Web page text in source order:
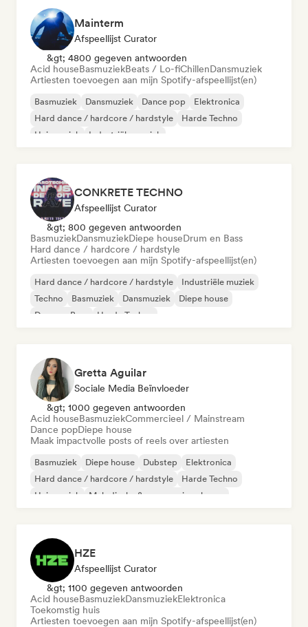
Mainterm
Afspeellijst Curator
&gt; 4800 gegeven antwoorden
Acid houseBasmuziekBeats / Lo-fiChillenDansmuziek
Artiesten toevoegen aan mijn Spotify-afspeellijst(en)
Basmuziek Dansmuziek Dance pop
Elektronica
Hard dance / hardcore / hardstyle
Harde Techno
Huismuziek
Industriële muziek
CONKRETE TECHNO
Afspeellijst Curator
&gt; 800 gegeven antwoorden
BasmuziekDansmuziekDiepe houseDrum en Bass
Hard dance / hardcore / hardstyle
Artiesten toevoegen aan mijn Spotify-afspeellijst(en)
Hard dance / hardcore / hardstyle
Industriële muziek
Techno
Basmuziek Dansmuziek
Diepe house
Drum en Bass
Harde Techno
Gretta Aguilar
Sociale Media Beïnvloeder
&gt; 1000 gegeven antwoorden
Acid houseBasmuziekCommercieel / Mainstream
Dance popDiepe house
Maak impactvolle posts of reels over artiesten
Basmuziek Diepe house Dubstep
Elektronica
Hard dance / hardcore / hardstyle
Harde Techno
Huismuziek
Melodische & progressieve house
HZE
Afspeellijst Curator
&gt; 1100 gegeven antwoorden
Acid houseBasmuziekDansmuziekElektronica
Toekomstig huis
Artiesten toevoegen aan mijn Spotify-afspeellijst(en)